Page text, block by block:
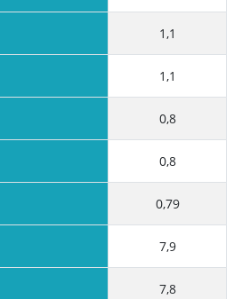
1,1
1,1
0,8
0,8
0,79
7,9
7,8